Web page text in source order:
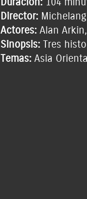
Director:
Actores: Alan Arkin
Sinopsis:Tres
Temas: Asia